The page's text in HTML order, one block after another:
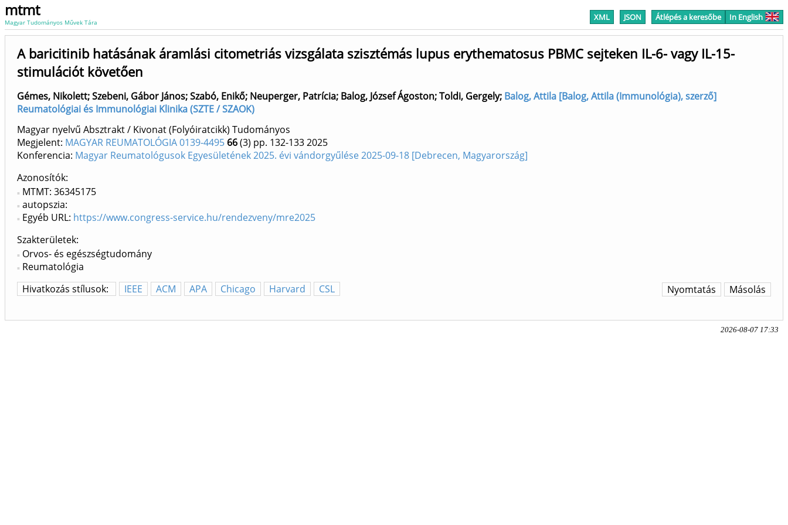
mtmt
Magyar Tudományos Művek Tára XML JSON Átlépés a keresőbe In English
A baricitinib hatásának áramlási citometriás vizsgálata szisztémás lupus erythematosus PBMC sejteken IL-6- vagy IL-15-
stimulációt követően
Gémes, Nikolett;Szebeni, Gábor János;Szabó, Enikő; Neuperger, Patrícia; Balog, József Ágoston;Toldi, Gergely; Balog, Attila [Balog, Attila (Immunológia), szerző]
Reumatológiai és Immunológiai Klinika (SZTE / SZAOK)
Magyar nyelvű Absztrakt / Kivonat (Folyóiratcikk) Tudományos
Megjelent: MAGYAR REUMATOLÓGIA 0139-4495 66(3) pp. 132-1332025
Konferencia: Magyar Reumatológusok Egyesületének 2025. évi vándorgyűlése 2025-09-18 [Debrecen, Magyarország]
Azonosítók
MTMT: 36345175
autopszia:
Egyéb URL: https://www.congress-service.hu/rendezveny/mre2025
Szakterületek:
Orvos- és egészségtudomány
Reumatológia
Hivatkozás stílusok:
IEEE ACM APA Chicago Harvard CSL Másolás
Nyomtatás
2026-08-07 17:33